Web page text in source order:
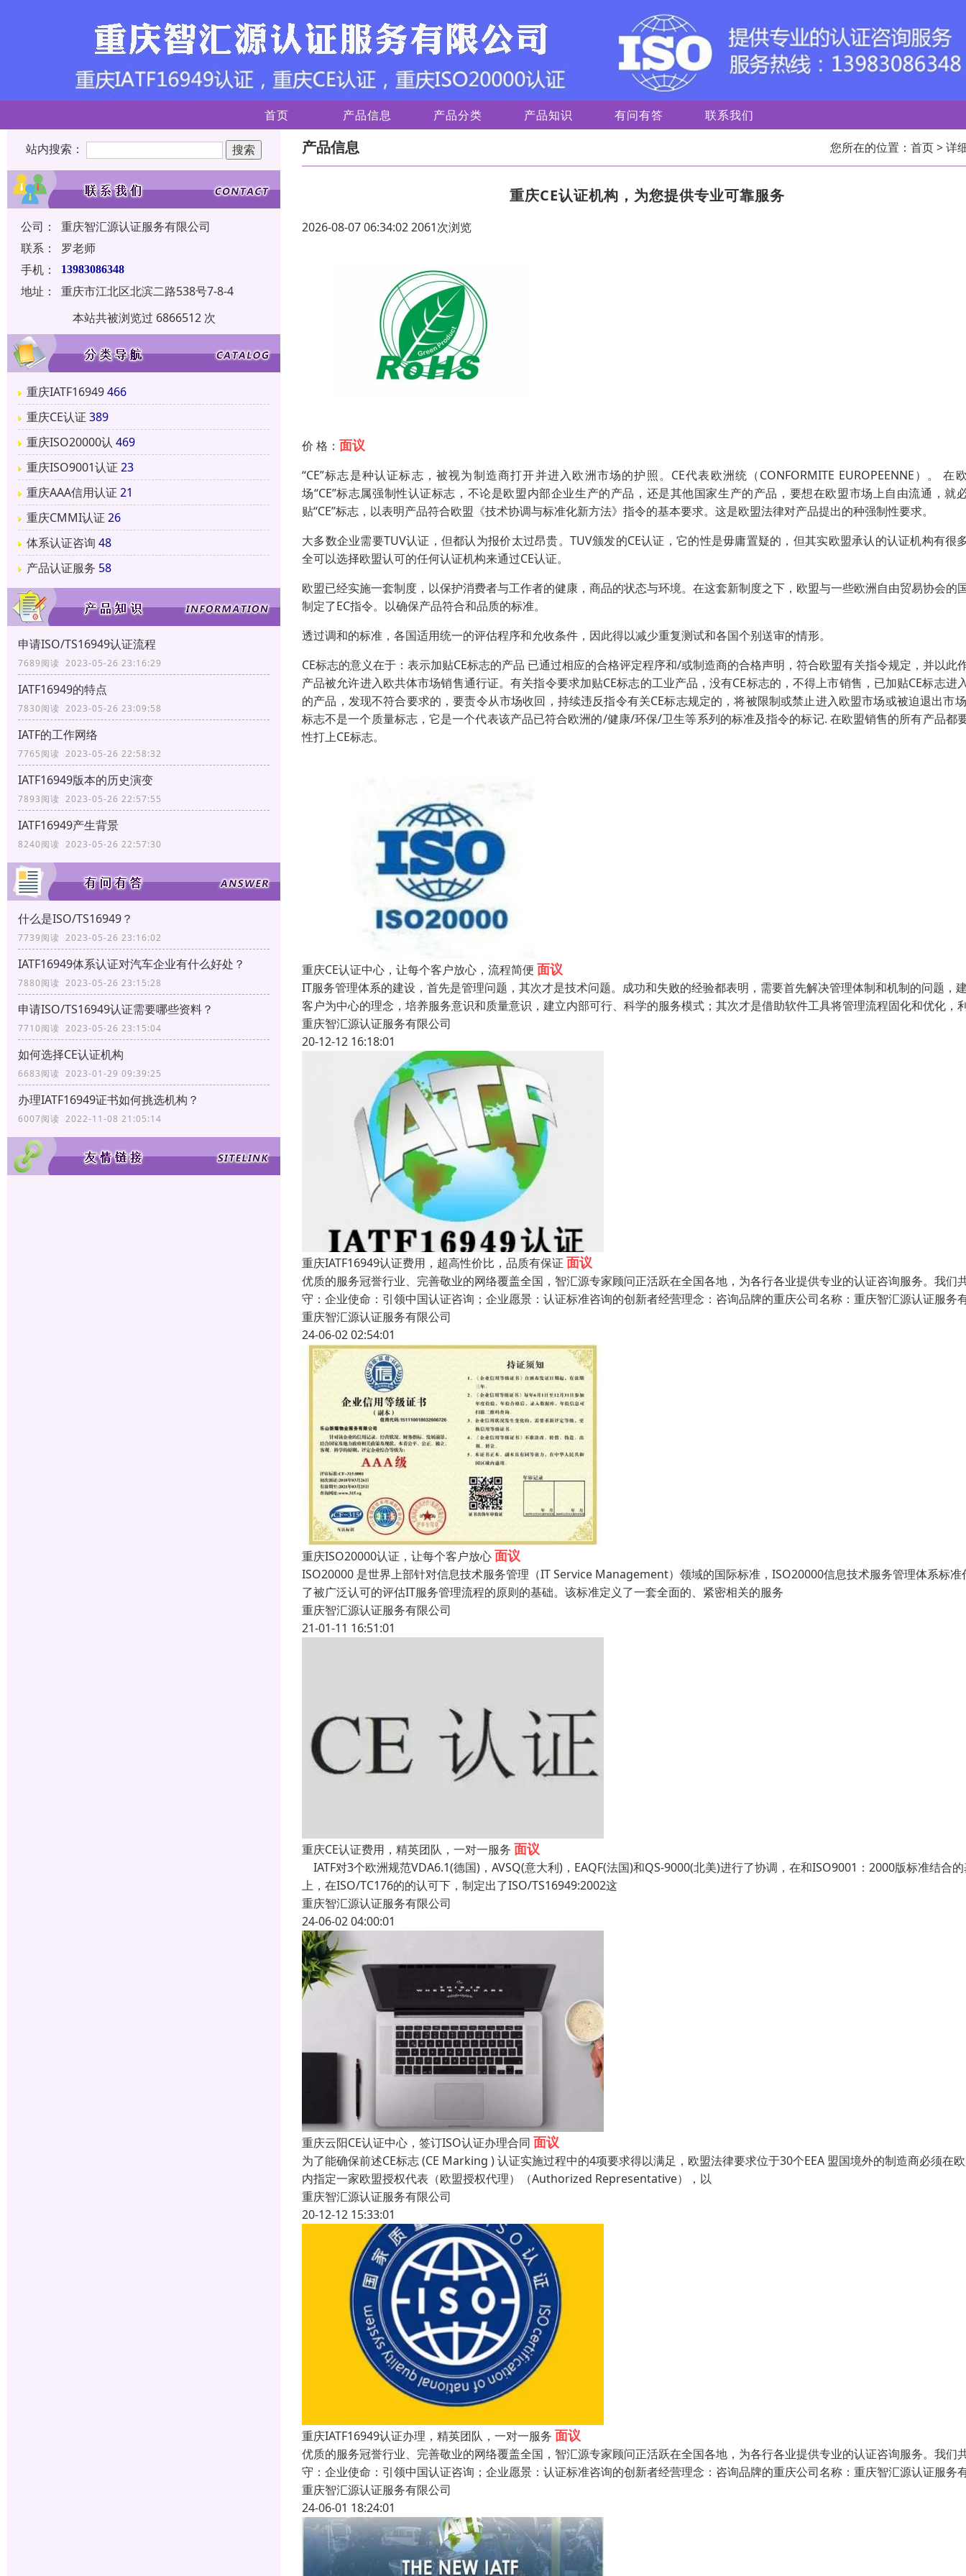
首页 产品信息 产品分类 产品知识 有问有答 联系我们
站内搜索：
公司：
重庆智汇源认证服务有限公司
联系：
罗老师
手机：
13983086348
地址：
重庆市江北区北滨二路538号7-8-4
本站共被浏览过 6866512 次
重庆IATF16949466
重庆CE认证 389
重庆ISO20000认 469
重庆ISO9001认证 23
重庆AAA信用认证 21
重庆CMMI认证 26
体系认证咨询 48
产品认证服务 58
申请ISO/TS16949认证流程
7689阅读 2023-05-26 23:16:29
IATF16949的特点
7830阅读 2023-05-26 23:09:58
IATF的工作网络
7765阅读 2023-05-26 22:58:32
IATF16949版本的历史演变
7893阅读 2023-05-26 22:57:55
IATF16949产生背景
8240阅读 2023-05-26 22:57:30
什么是ISO/TS16949？
7739阅读 2023-05-26 23:16:02
IATF16949体系认证对汽车企业有什么好处？
7880阅读 2023-05-26 23:15:28
申请ISO/TS16949认证需要哪些资料？
7710阅读 2023-05-26 23:15:04
如何选择CE认证机构
6683阅读 2023-01-29 09:39:25
办理IATF16949证书如何挑选机构？
6007阅读 2022-11-08 21:05:14
产品信息 您所在的位置： 首页> 详
重庆CE认证机构，为您提供专业可靠服务
2026-08-07 06:34:02 2061次浏览
价 格： 面议
“CE”标志是种认证标志，被视为制造商打开并进入欧洲市场的护照。CE代表欧洲统（CONFORMITE EUROPEENNE）。 在
场“CE”标志属强制性认证标志，不论是欧盟内部企业生产的产品，还是其他国家生产的产品，要想在欧盟市场上自由流通，就
贴“CE”标志，以表明产品符合欧盟《技术协调与标准化新方法》指令的基本要求。这是欧盟法律对产品提出的种强制性要求。
大多数企业需要TUV认证，但都认为报价太过昂贵。TUV颁发的CE认证，它的性是毋庸置疑的，但其实欧盟承认的认证机构有很
全可以选择欧盟认可的任何认证机构来通过CE认证。
欧盟已经实施一套制度，以保护消费者与工作者的健康，商品的状态与环境。在这套新制度之下，欧盟与一些欧洲自由贸易协会的
制定了EC指令。以确保产品符合和品质的标准。
透过调和的标准，各国适用统一的评估程序和允收条件，因此得以减少重复测试和各国个别送审的情形。
CE标志的意义在于：表示加贴CE标志的产品 已通过相应的合格评定程序和/或制造商的合格声明，符合欧盟有关指令规定，并以此
产品被允许进入欧共体市场销售通行证。有关指令要求加贴CE标志的工业产品，没有CE标志的，不得上市销售，已加贴CE标志进
的产品，发现不符合要求的，要责令从市场收回，持续违反指令有关CE标志规定的，将被限制或禁止进入欧盟市场或被迫退出市
标志不是一个质量标志，它是一个代表该产品已符合欧洲的/健康/环保/卫生等系列的标准及指令的标记. 在欧盟销售的所有产品都
性打上CE标志。
重庆CE认证中心，让每个客户放心，流程简便 面议
IT服务管理体系的建设，首先是管理问题，其次才是技术问题。成功和失败的经验都表明，需要首先解决管理体制和机制的问题，
客户为中心的理念，培养服务意识和质量意识，建立内部可行、科学的服务模式；其次才是借助软件工具将管理流程固化和优化，
重庆智汇源认证服务有限公司
20-12-12 16:18:01
重庆IATF16949认证费用，超高性价比，品质有保证 面议
优质的服务冠誉行业、完善敬业的网络覆盖全国，智汇源专家顾问正活跃在全国各地，为各行各业提供专业的认证咨询服务。我们
守：企业使命：引领中国认证咨询；企业愿景：认证标准咨询的创新者经营理念：咨询品牌的重庆公司名称：重庆智汇源认证服务
重庆智汇源认证服务有限公司
24-06-02 02:54:01
重庆ISO20000认证，让每个客户放心面议
ISO20000 是世界上部针对信息技术服务管理（IT Service Management）领域的国际标准，ISO20000信息技术服务管理体系标准
了被广泛认可的评估IT服务管理流程的原则的基础。该标准定义了一套全面的、紧密相关的服务
重庆智汇源认证服务有限公司
21-01-11 16:51:01
重庆CE认证费用，精英团队，一对一服务 面议
IATF对3个欧洲规范VDA6.1(德国)，AVSQ(意大利)，EAQF(法国)和QS-9000(北美)进行了协调，在和ISO9001：2000版标准结合
上，在ISO/TC176的的认可下，制定出了ISO/TS16949:2002这
重庆智汇源认证服务有限公司
24-06-02 04:00:01
重庆云阳CE认证中心，签订ISO认证办理合同 面议
为了能确保前述CE标志 (CE Marking ) 认证实施过程中的4项要求得以满足，欧盟法律要求位于30个EEA 盟国境外的制造商必须在
内指定一家欧盟授权代表（欧盟授权代理）（Authorized Representative），以
重庆智汇源认证服务有限公司
20-12-12 15:33:01
重庆IATF16949认证办理，精英团队，一对一服务 面议
优质的服务冠誉行业、完善敬业的网络覆盖全国，智汇源专家顾问正活跃在全国各地，为各行各业提供专业的认证咨询服务。我们
守：企业使命：引领中国认证咨询；企业愿景：认证标准咨询的创新者经营理念：咨询品牌的重庆公司名称：重庆智汇源认证服务
重庆智汇源认证服务有限公司
24-06-01 18:24:01